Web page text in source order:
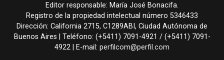
Editor responsable: María José Bonacifa.
Registro de la propiedad intelectual número 5346433
Dirección: California 2715, C1289ABI , Ciudad Autónoma de
Buenos Aires | Teléfono: (+5411) 7091-4921 / (+5411) 7091-
4922 | E-mail: perfilcom@perfil.com